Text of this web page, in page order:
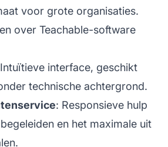
voor grote organisaties.
over Teachable-software
interface, geschikt
technische achtergrond.
: Responsieve hulp
en het maximale uit